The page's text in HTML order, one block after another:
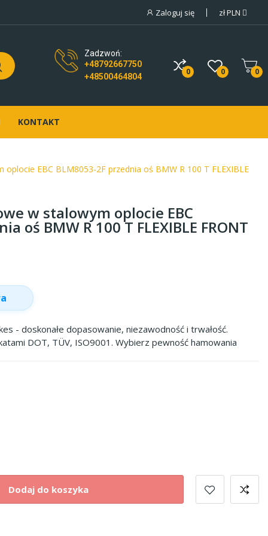
Zaloguj się złPLN
Zadzwoń:
+48792667750
+48500464804
0 0 0
KONTAKT
EBC BLM8053-2F przednia oś BMW R 100 T FLEXIBLE
w stalowym oplocie EBC
oś BMW R 100 T FLEXIBLE FRONT
- doskonałe dopasowanie, niezawodność i trwałość.
DOT, TÜV, ISO9001. Wybierz pewność hamowania
Dodaj do koszyka